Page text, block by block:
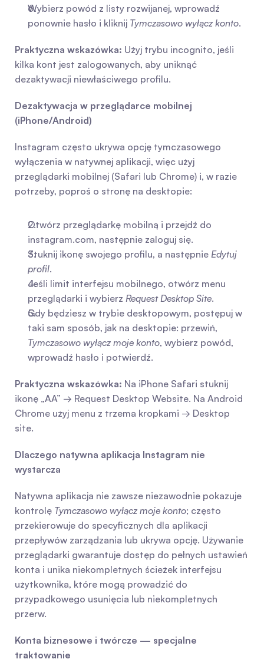
Wybierz powód z listy rozwijanej, wprowadź
ponownie hasło i kliknij Tymczasowo wyłącz konto.
Praktyczna wskazówka: Użyj trybu incognito, jeśli
kilka kont jest zalogowanych, aby uniknąć
dezaktywacji niewłaściwego profilu.
Dezaktywacja w przeglądarce mobilnej
(iPhone/Android)
Instagram często ukrywa opcję tymczasowego
wyłączenia w natywnej aplikacji, więc użyj
przeglądarki mobilnej (Safari lub Chrome) i, w razie
potrzeby, poproś o stronę na desktopie:
Otwórz przeglądarkę mobilną i przejdź do
instagram.com, następnie zaloguj się.
Stuknij ikonę swojego profilu, a następnie Edytuj
profil.
Jeśli limit interfejsu mobilnego, otwórz menu
przeglądarki i wybierz Request Desktop Site.
Gdy będziesz w trybie desktopowym, postępuj w
Tymczasowo wyłącz moje konto, wybierz powód,
wprowadź hasło i potwierdź.
Praktyczna wskazówka: Na iPhone Safari stuknij
ikonę „AA” → Request Desktop Website. Na Android
Chrome użyj menu z trzema kropkami → Desktop
site.
Dlaczego natywna aplikacja Instagram nie
wystarcza
Natywna aplikacja nie zawsze niezawodnie pokazuje
kontrolę Tymczasowo wyłącz moje konto; często
przekierowuje do specyficznych dla aplikacji
przepływów zarządzania lub ukrywa opcję. Używanie
przeglądarki gwarantuje dostęp do pełnych ustawień
konta i unika niekompletnych ścieżek interfejsu
użytkownika, które mogą prowadzić do
przypadkowego usunięcia lub niekompletnych
przerw.
Konta biznesowe i twórcze — specjalne
traktowanie